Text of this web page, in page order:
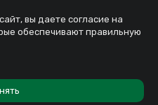
вы даете согласие на
обеспечивают правильную